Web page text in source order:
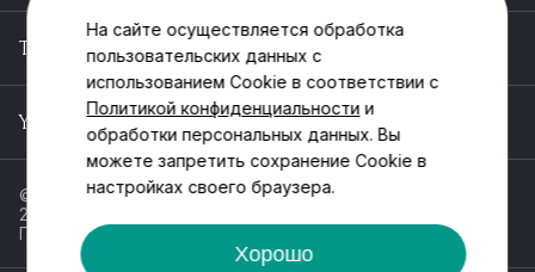
TELEGRAM
YOUTUBE
© ООО «Пойнт эстейт», ИНН 55546464612,
2013-2025
Политика обработки персональных данных
На сайте осуществляется обработка
пользовательских данных с
использованием Cookie в соответствии с
Политикой конфиденциальности и
обработки персональных данных. Вы
можете запретить сохранение Cookie в
настройках своего браузера.
Хорошо